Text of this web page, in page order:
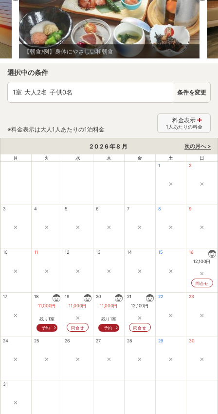
【朝食/例】身体にやさしい和朝食
選択中の条件
1室 大人2名 子供0名 条件を変更
※料金表示は大人1人あたりの1泊料金
料金表示
1人あたりの料金
次の月へ >
2026年8 月
月 火 水 木 金 土 日
1
×
2
×
3
×
4
×
5
×
6
×
7
×
8
×
9
×
10
×
11
×
12
×
13
×
14
×
15
×
16
12,100円
×
問合せ
17
×
18
11,000円
残り1室
予約
19
11,000円
×
問合せ
20
11,000円
残り1室
予約
21
12,100円
×
問合せ
22
×
23
×
24
×
25
×
26
×
27
×
28
×
29
×
30
×
31
×